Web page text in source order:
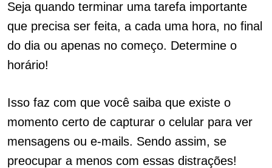
Seja quando terminar uma tarefa importante
que precisa ser feita, a cada uma hora, no final
do dia ou apenas no começo. Determine o
horário!
Isso faz com que você saiba que existe o
momento certo de capturar o celular para ver
mensagens ou e-mails. Sendo assim, se
preocupar a menos com essas distrações!